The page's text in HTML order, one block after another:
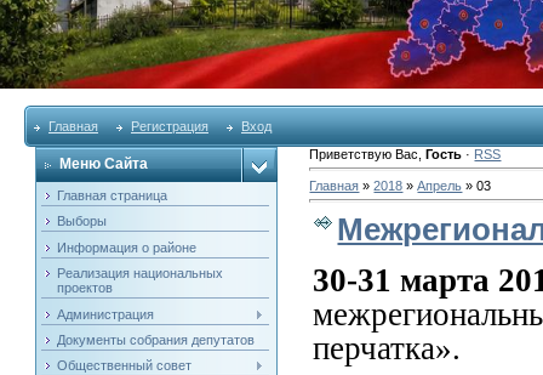
Главная Регистрация Вход
Меню Сайта
Главная страница
Выборы
Информация о районе
Реализация национальных
проектов
Администрация
Документы собрания депутатов
Общественный совет
Приветствую Вас ,Гость · RSS
Главная »2018 » Апрель » 03
30-31 марта
перчатка».